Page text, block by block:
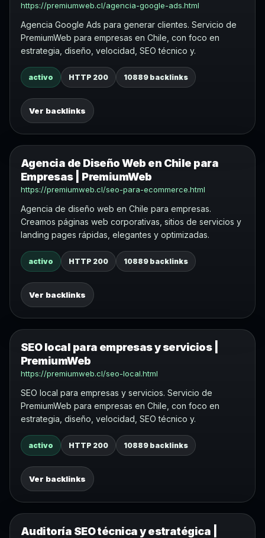
https://premiumweb.cl/agencia-google-ads.html
Agencia Google Ads para generar clientes. Servicio de
PremiumWeb para empresas en Chile, con foco en
estrategia, diseño, velocidad, SEO técnico y.
activo HTTP 200 10889 backlinks
Ver backlinks
Agencia de Diseño Web en Chile para
Empresas | PremiumWeb
https://premiumweb.cl/seo-para-ecommerce.html
Agencia de diseño web en Chile para empresas.
Creamos páginas web corporativas, sitios de servicios y
landing pages rápidas, elegantes y optimizadas.
activo HTTP 200 10889 backlinks
Ver backlinks
SEO local para empresas y servicios |
PremiumWeb
https://premiumweb.cl/seo-local.html
SEO local para empresas y servicios. Servicio de
PremiumWeb para empresas en Chile, con foco en
estrategia, diseño, velocidad, SEO técnico y.
activo HTTP 200 10889 backlinks
Ver backlinks
Auditoría SEO técnica y estratégica |